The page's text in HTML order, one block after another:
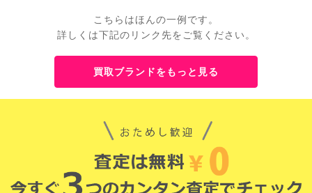
こちらはほんの一例です。
詳しくは下記のリンク先をご覧ください。
買取ブランドをもっと見る